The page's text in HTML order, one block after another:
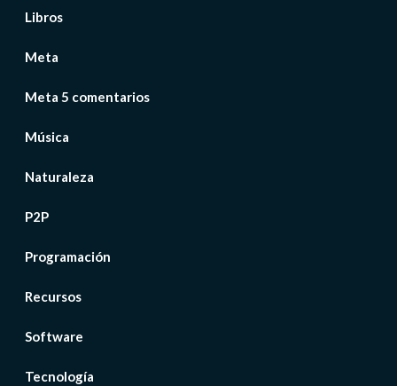
Libros
Meta
Meta 5 comentarios
Música
Naturaleza
P2P
Programación
Recursos
Software
Tecnología